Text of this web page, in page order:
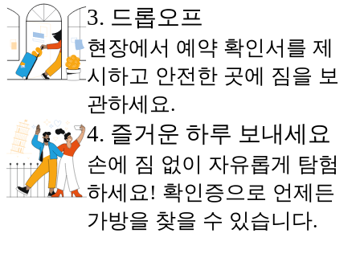
3. 드롭오프
현장에서 예약 확인서를 제
시하고 안전한 곳에 짐을 보
관하세요.
4. 즐거운 하루 보내세요
손에 짐 없이 자유롭게 탐험
하세요! 확인증으로 언제든
가방을 찾을 수 있습니다.